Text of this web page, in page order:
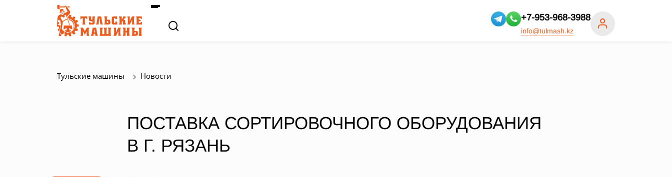
+7-953-968-3988
info@tulmash.kz
Тульские машины Новости
ПОСТАВКА СОРТИРОВОЧНОГО ОБОРУДОВАНИЯ
В Г. РЯЗАНЬ